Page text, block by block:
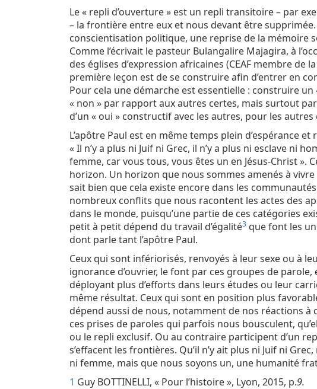
Le « repli d’ouverture » est un repli transitoire – par
– la frontière entre eux et nous devant être
conscientisation politique, une reprise de la mémoire
Comme l’écrivait le pasteur Bulangalire Majagira, à
des églises d’expression africaines (CEAF membre de
première leçon est de se construire afin d’entrer en
Pour cela une démarche est essentielle : construire un
« non » par rapport aux autres certes, mais surtout
d’un « oui » constructif avec les autres, pour les
L’apôtre Paul est en même temps plein d’espérance
« Il n’y a plus ni Juif ni Grec, il n’y a plus ni esclave ni
femme, car vous tous, vous êtes un en Jésus-Christ ».
horizon. Un horizon que nous sommes amenés à
sait bien que cela existe encore dans les
nombreux conflits que nous racontent les actes des
dans le monde, puisqu’une partie de ces catégories
petit à petit dépend du travail d’égalité3 que font les
dont parle tant l’apôtre Paul.
Ceux qui sont infériorisés, renvoyés à leur sexe ou à
ignorance d’ouvrier, le font par ces groupes de
déployant plus d’efforts dans leurs études ou leur
même résultat. Ceux qui sont en position plus
dépend aussi de nous, notamment de nos réactions à
ces prises de paroles qui parfois nous bousculent,
ou le repli exclusif. Ou au contraire participent d’un
s’effacent les frontières. Qu’il n’y ait plus ni Juif ni
ni femme, mais que nous soyons un, une humanité
1 Guy BOTTINELLI, « Pour l’histoire », Lyon, 2015, p.9.